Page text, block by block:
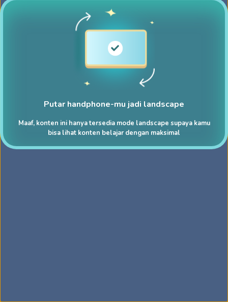
Putar handphone-mu jadi landscape
Maaf, konten ini hanya tersedia mode landscape supaya kamu
bisa lihat konten belajar dengan maksimal